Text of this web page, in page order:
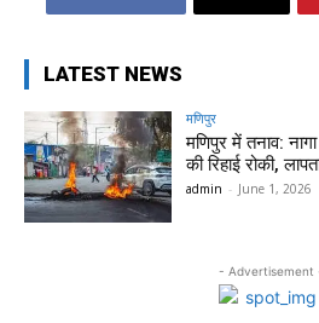
LATEST NEWS
मणिपुर
मणिपुर में तनाव:
की रिहाई रोकी,
admin - June 1, 2026
- Advertisement